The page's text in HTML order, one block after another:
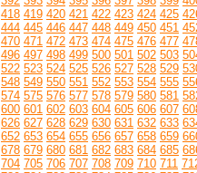
418 419 420 421 422 423 424 425
444 445 446 447 448 449 450 451
470 471 472 473 474 475 476 477
496 497 498 499 500 501 502 503
522 523 524 525 526 527 528 529
548 549 550 551 552 553 554 555
574 575 576 577 578 579 580 581
600 601 602 603 604 605 606 607
626 627 628 629 630 631 632 633
652 653 654 655 656 657 658 659
678 679 680 681 682 683 684 685
704 705 706 707 708 709 710 711